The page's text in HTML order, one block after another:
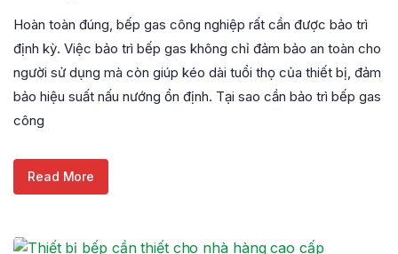
Hoàn toàn đúng, bếp gas công nghiệp rất cần được bảo trì
định kỳ. Việc bảo trì bếp gas không chỉ đảm bảo an toàn cho
người sử dụng mà còn giúp kéo dài tuổi thọ của thiết bị, đảm
bảo hiệu suất nấu nướng ổn định. Tại sao cần bảo trì bếp gas
công
Read More